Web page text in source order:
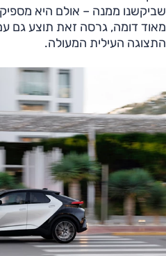
שביקשנו ממנה – אולם היא
מאוד דומה, גרסה זאת תוצע גם
התצוגה העילית המעולה.